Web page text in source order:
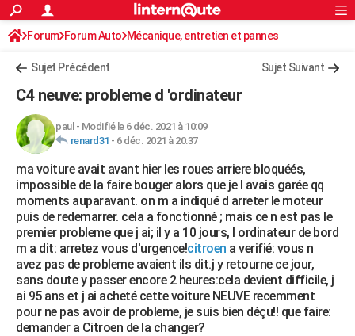
ACTUALITÉS
Politique
Société
Faits Divers
Education
Monde
Villes
+
FINANCE
Retraite
Impôts
Epargne
Immobilier
Risques naturels par ville
Banque
Assurance
Crédit
AUTO
Essais
Réserver un essai
Citadines
Berlines
SUV
Forum auto
+HIGH-TECH
Mobiles
Meilleur smartphone
Internet
Ordinateurs
Jeux vidéo
Guide high-tech
+BRICOLAGE
Forum
Aménagement intérieur
Extérieur
Cuisine
Salle de bains
Jardinage
Rangement
WEEK-END
Guides de France
Escapades
Patrimoine
Expositions
Musées
Week-end nature
LIFESTYLE
SANTE
Rechercher
S'inscrire
Connexion
Forum Forum Auto Mécanique, entretien et pannes
Sujet Précédent Sujet Suivant
C4 neuve: probleme d 'ordinateur
paul - Modifié le 6 déc. 2021 à 10:09
renard31 - 6 déc. 2021 à 20:37
ma voiture avait avant hier les roues arriere bloquéés,
impossible de la faire bouger alors que je l avais garée qq
moments auparavant. on m a indiqué d arreter le moteur
puis de redemarrer. cela a fonctionné ; mais ce n est pas le
premier probleme que j ai; il y a 10 jours, l ordinateur de bord
m a dit: arretez vous d'urgence!citroen a verifié: vous n
avez pas de probleme avaient ils dit.j y retourne ce jour,
sans doute y passer encore 2 heures:cela devient difficile, j
ai 95 ans et j ai acheté cette voiture NEUVE recemment
pour ne pas avoir de probleme, je suis bien déçu!! que faire:
demander a Citroen de la changer?